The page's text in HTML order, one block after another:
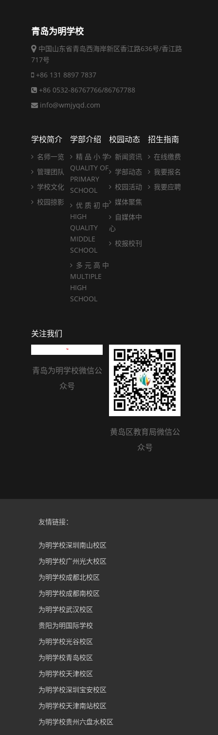
青岛为明学校
中国山东省青岛西海岸新区香江路636号/香江路
717号
+86 131 8897 7837
+86 0532-86767766/86767788
info@wmjyqd.com
学校简介
名师一览
管理团队
学校文化
校园掠影
学部介绍
精 品 小 学
QUALITY OF
PRIMARY
SCHOOL
优 质 初 中
HIGH
QUALITY
MIDDLE
SCHOOL
多 元 高 中
MULTIPLE
HIGH
SCHOOL
校园动态
新闻资讯
学部动态
校园活动
媒体聚焦
自媒体中
心
校报校刊
招生指南
在线缴费
我要报名
我要应聘
关注我们
青岛为明学校微信公
众号
黄岛区教育局微信公
众号
友情链接：
为明学校深圳南山校区
为明学校广州光大校区
为明学校成都北校区
为明学校成都南校区
为明学校武汉校区
贵阳为明国际学校
为明学校光谷校区
为明学校青岛校区
为明学校天津校区
为明学校深圳宝安校区
为明学校天津南站校区
为明学校贵州六盘水校区